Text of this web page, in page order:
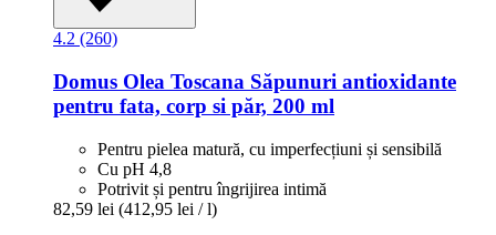
4.2 (260)
Domus Olea Toscana Săpunuri antioxidante
pentru fata, corp si păr, 200 ml
Pentru pielea matură, cu imperfecțiuni și sensibilă
Cu pH 4,8
Potrivit și pentru îngrijirea intimă
82,59 lei (412,95 lei / l)